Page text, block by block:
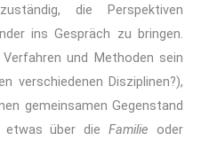
die Perspektiven
ins Gespräch zu bringen.
und Methoden sein
verschiedenen Disziplinen?),
gemeinsamen Gegenstand
etwas über dieFamilie oder